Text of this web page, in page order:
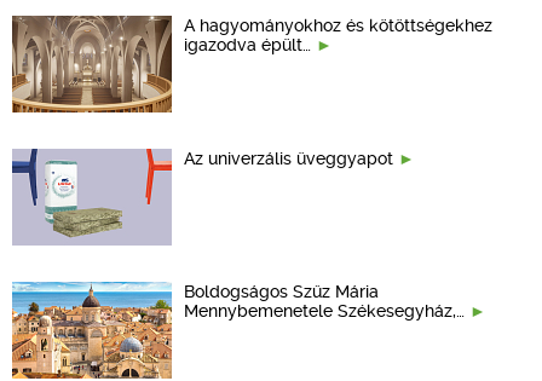
A hagyományokhoz és kötöttségekhez
igazodva épült…
Az univerzális üveggyapot
Boldogságos Szűz Mária
Mennybemenetele Székesegyház,…